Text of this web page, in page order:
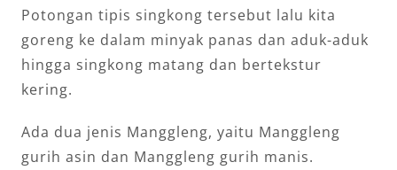
Potongan tipis singkong tersebut lalu kita
goreng ke dalam minyak panas dan aduk-aduk
hingga singkong matang dan bertekstur
kering.
Ada dua jenis Manggleng, yaitu Manggleng
gurih asin dan Manggleng gurih manis.